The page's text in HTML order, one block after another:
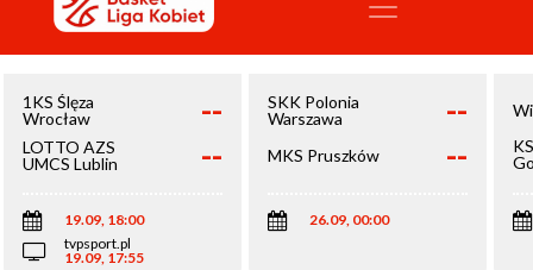
1KS Ślęza
Wrocław
--
LOTTO AZS
UMCS Lublin
--
19.09, 18:00
tvpsport.pl
19.09, 17:55
SKK Polonia
Warszawa
--
MKS Pruszków --
26.09, 00:00